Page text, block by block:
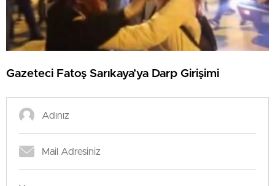
Gazeteci Fatoş Sarıkaya’ya Darp Girişimi